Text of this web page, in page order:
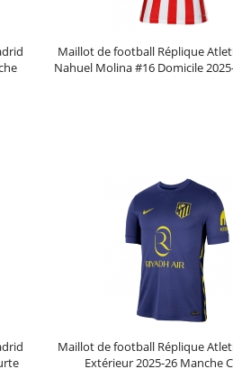
Maillot de football Réplique
Nahuel Molina #16 Domicile
Maillot de football Réplique
Extérieur 2025-26 Manche